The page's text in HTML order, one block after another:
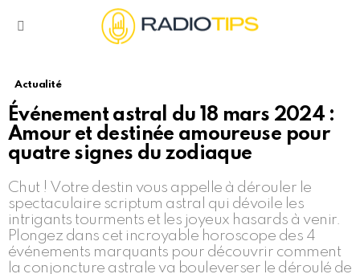
Actualité
Événement astral du 18 mars 2024 :
Amour et destinée amoureuse pour
quatre signes du zodiaque
Chut ! Votre destin vous appelle à dérouler le
spectaculaire scriptum astral qui dévoile les
intrigants tourments et les joyeux hasards à venir.
Plongez dans cet incroyable horoscope des 4
événements marquants pour découvrir comment
la conjoncture astrale va bouleverser le déroulé de